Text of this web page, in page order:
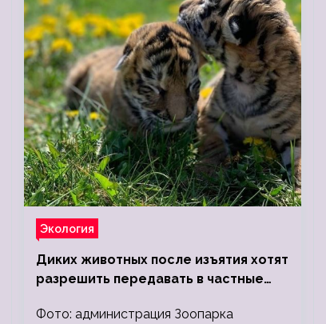
Экология
Диких животных после изъятия хотят
разрешить передавать в частные
Фото: администрация Зоопарка